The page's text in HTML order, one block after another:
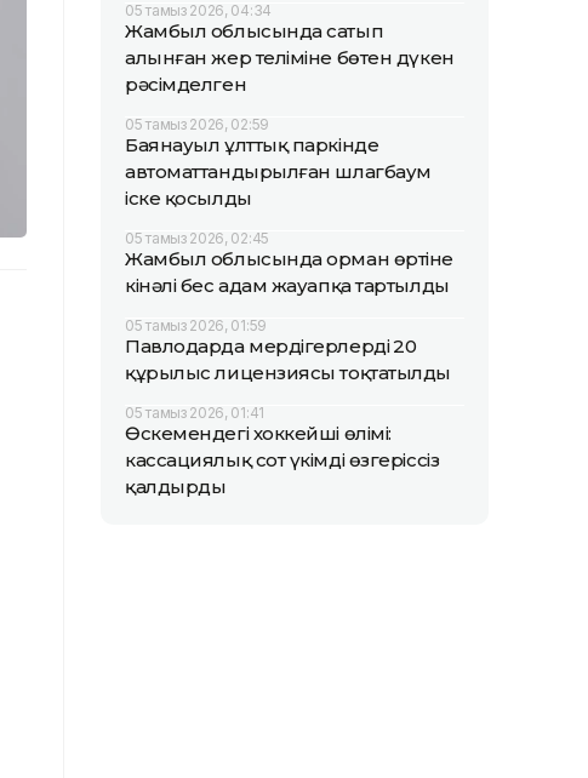
05 тамыз 2026, 04:34
Жамбыл облысында сатып
алынған жер теліміне бөтен дүкен
рәсімделген
05 тамыз 2026, 02:59
Баянауыл ұлттық паркінде
автоматтандырылған шлагбаум
іске қосылды
05 тамыз 2026, 02:45
Жамбыл облысында орман өртіне
кінәлі бес адам жауапқа тартылды
05 тамыз 2026, 01:59
Павлодарда мердігерлердің 20
құрылыс лицензиясы тоқтатылды
05 тамыз 2026, 01:41
Өскемендегі хоккейші өлімі:
кассациялық сот үкімді өзгеріссіз
қалдырды